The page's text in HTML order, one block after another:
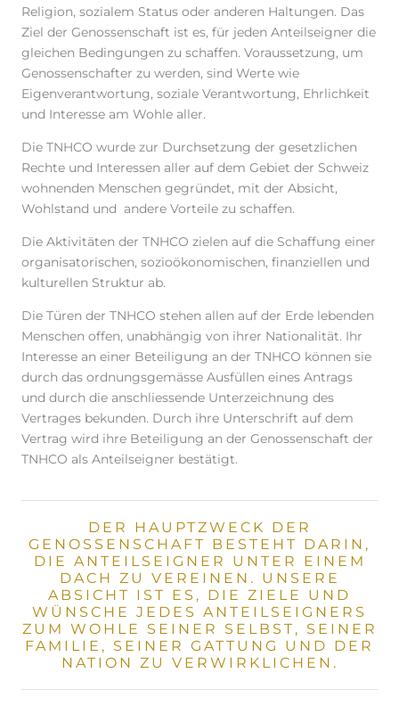
Religion, sozialem Status oder anderen Haltungen. Das
Ziel der Genossenschaft ist es, für jeden Anteilseigner die
gleichen Bedingungen zu schaffen. Voraussetzung, um
Genossenschafter zu werden, sind Werte wie
Eigenverantwortung, soziale Verantwortung, Ehrlichkeit
und Interesse am Wohle aller.
Die TNHCO wurde zur Durchsetzung der gesetzlichen
Rechte und Interessen aller auf dem Gebiet der Schweiz
wohnenden Menschen gegründet, mit der Absicht,
Wohlstand und andere Vorteile zu schaffen.
Die Aktivitäten der TNHCO zielen auf die Schaffung einer
organisatorischen, sozioökonomischen, finanziellen und
kulturellen Struktur ab.
Die Türen der TNHCO stehen allen auf der Erde lebenden
Menschen offen, unabhängig von ihrer Nationalität. Ihr
Interesse an einer Beteiligung an der TNHCO können sie
durch das ordnungsgemässe Ausfüllen eines Antrags
und durch die anschliessende Unterzeichnung des
Vertrages bekunden. Durch ihre Unterschrift auf dem
Vertrag wird ihre Beteiligung an der Genossenschaft der
TNHCO als Anteilseigner bestätigt.
DER HAUPTZWECK DER
GENOSSENSCHAFT BESTEHT DARIN,
DIE ANTEILSEIGNER UNTER EINEM
DACH ZU VEREINEN. UNSERE
ABSICHT IST ES, DIE ZIELE UND
WÜNSCHE JEDES ANTEILSEIGNERS
ZUM WOHLE SEINER SELBST, SEINER
FAMILIE, SEINER GATTUNG UND DER
NATION ZU VERWIRKLICHEN.